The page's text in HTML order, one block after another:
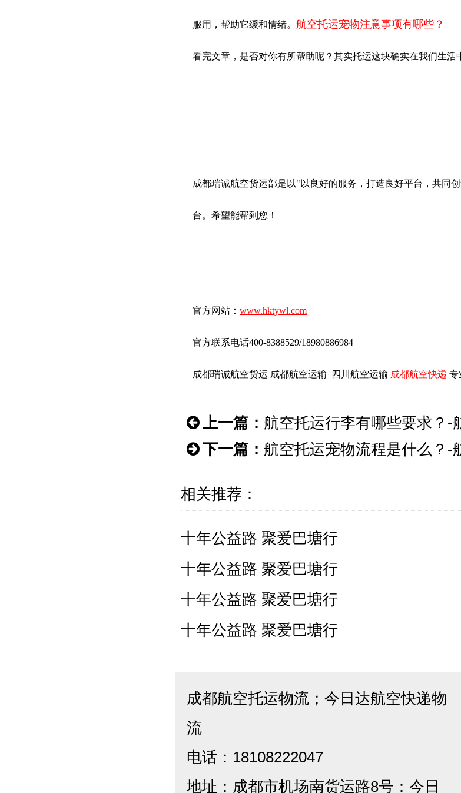
服用，帮助它缓和情绪。 航空托运宠物注意事项有哪些？
看完文章，是否对你有所帮助呢？其实托运这块确实在我们生活
成都瑞诚航空货运部是以"以良好的服务，打造良好平台，共同
台。希望能帮到您！
官方网站： www.hktywl.com
官方联系电话400-8388529/18980886984
成都瑞诚航空货运 成都航空运输 四川航空运输 成都航空快递 专
上一篇： 航空托运行李有哪些要求？-
下一篇： 航空托运宠物流程是什么？-
相关推荐：
十年公益路 聚爱巴塘行
十年公益路 聚爱巴塘行
十年公益路 聚爱巴塘行
十年公益路 聚爱巴塘行
成都航空托运物流；今日达航空快递物
流
电话：18108222047
地址：成都市机场南货运路8号：今日